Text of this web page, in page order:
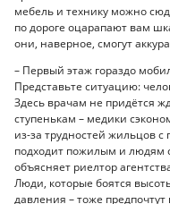
мебель и технику можно
по дороге оцарапают вам
они, наверное, смогут
– Первый этаж гораздо
Представьте ситуацию:
Здесь врачам не придётся
ступенькам – медики
из-за трудностей жильцов
подходит пожилым и людям
объясняет риелтор
Люди, которые боятся
давления – тоже